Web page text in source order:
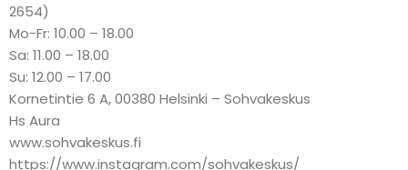
2654)
Mo-Fr: 10.00 – 18.00
Sa: 11.00 – 18.00
Su: 12.00 – 17.00
Kornetintie 6 A, 00380 Helsinki – Sohvakeskus
Hs Aura
www.sohvakeskus.fi
https://www.instagram.com/sohvakeskus/